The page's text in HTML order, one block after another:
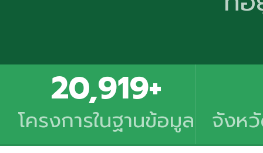
20,919+
โครงการในฐานข้อมูล จังห